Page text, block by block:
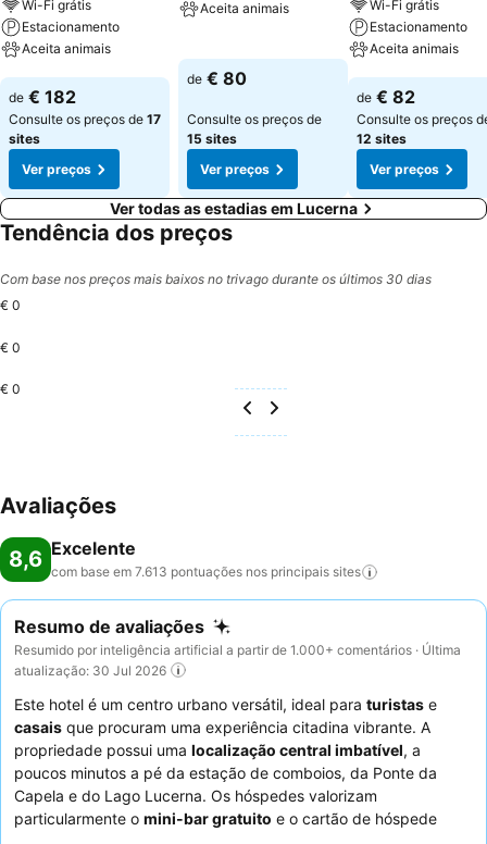
Wi-Fi grátis
Estacionamento
Aceita animais
Ver preços
de € 182
Consulte os preços de 17
sites
Ver preços
Aceita animais
de € 80
Consulte os preços de
15 sites
Ver preços
Wi-Fi grátis
Estacionamento
Aceita animais
Ver preços
de € 82
Consulte os preços
12 sites
Ver preços
Ver todas as estadias em Lucerna
Tendência dos preços
Com base nos preços mais baixos no trivago durante os últimos 30 dias
€ 0
€ 0
€ 0
Avaliações
8,6 Excelente
com base em 7.613 pontuações nos principais sites
Resumo de avaliações
Resumido por inteligência artificial a partir de 1.000+ comentários · Última
atualização: 30 Jul 2026
Este hotel é um centro urbano versátil, ideal para turistas e
casais que procuram uma experiência citadina vibrante. A
propriedade possui uma localização central imbatível, a
poucos minutos a pé da estação de comboios, da Ponte da
Capela e do Lago Lucerna. Os hóspedes valorizam
particularmente o mini-bar gratuito e o cartão de hóspede